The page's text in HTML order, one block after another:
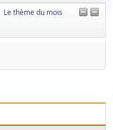
Le thème du mois